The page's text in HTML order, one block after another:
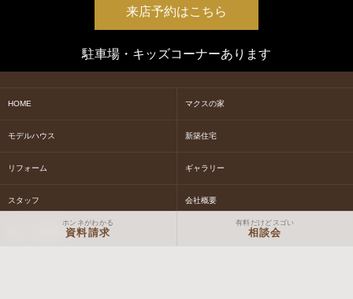
来店予約はこちら
駐車場・キッズコーナーあります
HOME マクスの家
モデルハウス 新築住宅
リフォーム ギャラリー
スタッフ 会社概要
ホンネがわかる
資料請求
有料だけどスゴい
相談会